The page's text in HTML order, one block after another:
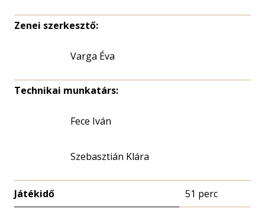
Zenei szerkesztő:
Varga Éva
Technikai munkatárs:
Fece Iván
Szebasztián Klára
Játékidő 51 perc